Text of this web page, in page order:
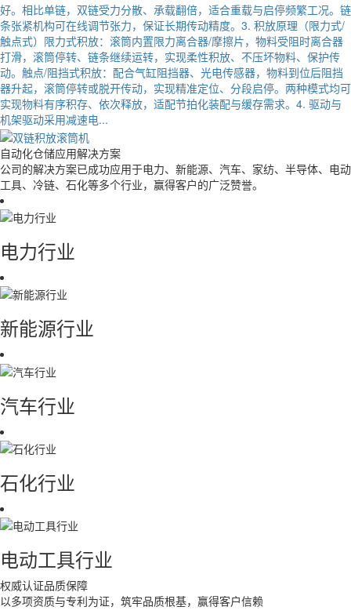
好。相比单链，双链受力分散、承载翻倍，适合重载与启停频繁工况。链
条张紧机构可在线调节张力，保证长期传动精度。3. 积放原理（限力式/
触点式）限力式积放：滚筒内置限力离合器/摩擦片，物料受阻时离合器
打滑，滚筒停转、链条继续运转，实现柔性积放、不压坏物料、保护传
动。触点/阻挡式积放：配合气缸阻挡器、光电传感器，物料到位后阻挡
器升起，滚筒停转或脱开传动，实现精准定位、分段启停。两种模式均可
实现物料有序积存、依次释放，适配节拍化装配与缓存需求。4. 驱动与
机架驱动采用减速电...
自动化仓储应用解决方案
公司的解决方案已成功应用于电力、新能源、汽车、家纺、半导体、电动
工具、冷链、石化等多个行业，赢得客户的广泛赞誉。
电力行业
新能源行业
汽车行业
石化行业
电动工具行业
权威认证品质保障
以多项资质与专利为证，筑牢品质根基，赢得客户信赖